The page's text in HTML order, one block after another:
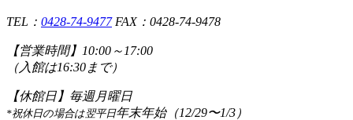
TEL： 0428-74-9477FAX：0428-74-9478
【営業時間】 10:00～17:00
（入館は16:30まで）
【休館日】 毎週月曜日
*祝休日の場合は翌平日年末年始（12/29〜1/3）